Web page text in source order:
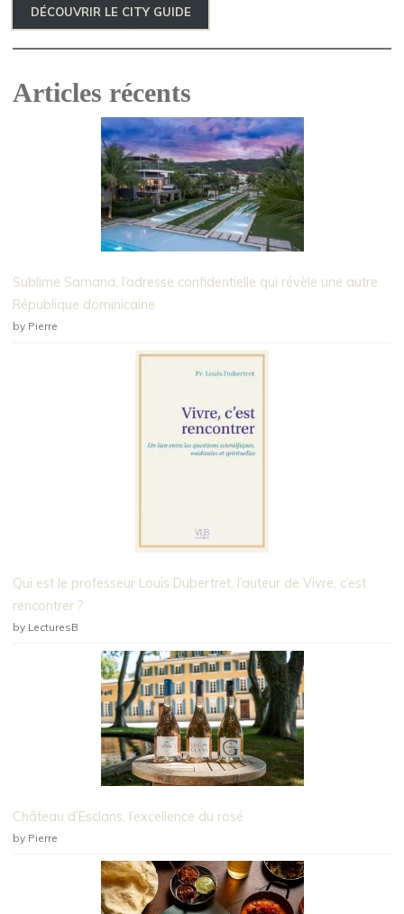
DÉCOUVRIR LE CITY GUIDE
Articles récents
Sublime Samana, l’adresse confidentielle qui révèle une autre
République dominicaine
by Pierre
Qui est le professeur Louis Dubertret, l’auteur de Vivre, c’est
rencontrer ?
by LecturesB
Château d’Esclans, l’excellence du rosé
by Pierre